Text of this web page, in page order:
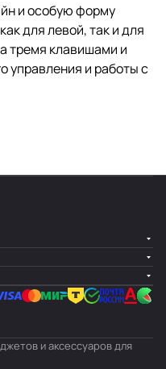
и особую форму
для левой, так и для
тремя клавишами и
управления и работы с
и аксессуаров для